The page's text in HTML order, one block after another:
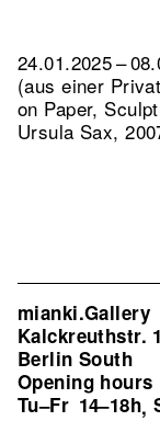
24.01.2025 –
(aus einer
on Paper,
Ursula Sax,
mianki.Gallery
Kalckreuthstr.
Berlin South
Opening hours
Tu–Fr 14–18h,